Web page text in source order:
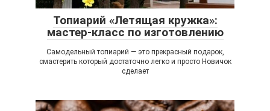
Топиарий «Летящая кружка»:
мастер-класс по изготовлению
Самодельный топиарий — это прекрасный подарок,
смастерить который достаточно легко и просто Новичок
сделает